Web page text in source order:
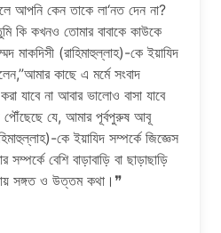
আপনি কেন তাকে লা‘নত দেন না?
কি কখনও তোমার বাবাকে কাউকে
মাকদিসী (রাহিমাহুল্লাহ)-কে ইয়াযিদ
কাছে এ মর্মে সংবাদ
যাবে না আবার ভালোও বাসা যাবে
যে, আমার পূর্বপুরুষ আবূ
কে ইয়াযিদ সম্পর্কে জিজ্ঞেস
বেশি বাড়াবাড়ি বা ছাড়াছাড়ি
সঙ্গত ও উত্তম কথা।❞